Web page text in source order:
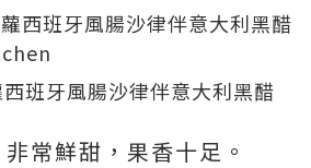
班牙風腸沙律伴意大利黑醋
常鮮甜，果香十足。